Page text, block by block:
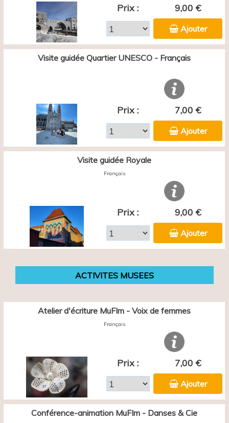
Prix : 9,00 €
Ajouter
Visite guidée Quartier UNESCO - Français
Prix : 7,00 €
Ajouter
Visite guidée Royale
Français
Prix : 9,00 €
Ajouter
ACTIVITES MUSEES
Atelier d'écriture MuFIm - Voix de femmes
Français
Prix : 7,00 €
Ajouter
Conférence-animation MuFIm - Danses & Cie